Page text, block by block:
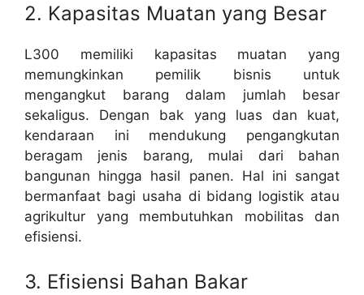
2. Kapasitas Muatan yang Besar
L300 memiliki kapasitas muatan yang
memungkinkan pemilik bisnis untuk
mengangkut barang dalam jumlah besar
sekaligus. Dengan bak yang luas dan kuat,
kendaraan ini mendukung pengangkutan
beragam jenis barang, mulai dari bahan
bangunan hingga hasil panen. Hal ini sangat
bermanfaat bagi usaha di bidang logistik atau
agrikultur yang membutuhkan mobilitas dan
efisiensi.
3. Efisiensi Bahan Bakar